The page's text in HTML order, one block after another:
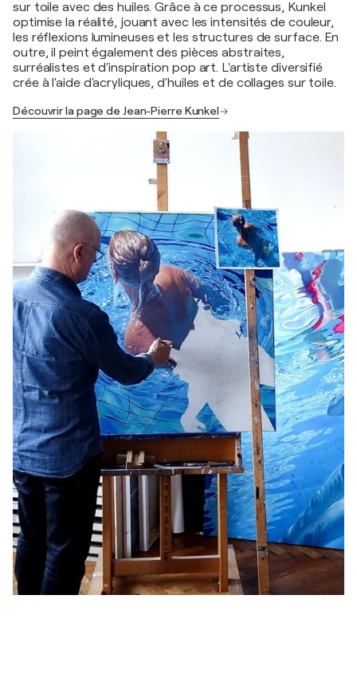
sur toile avec des huiles. Grâce à ce processus, Kunkel
optimise la réalité, jouant avec les intensités de couleur,
les réflexions lumineuses et les structures de surface. En
outre, il peint également des pièces abstraites,
surréalistes et d'inspiration pop art. L'artiste diversifié
crée à l'aide d'acryliques, d'huiles et de collages sur toile.
Découvrir la page de Jean-Pierre Kunkel